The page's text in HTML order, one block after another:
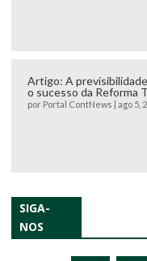
Artigo: A
o sucesso da Reforma
por Portal ContNews | ago 5,
SIGA-
NOS